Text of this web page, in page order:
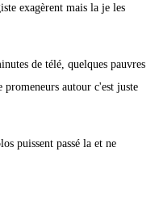
exagèrent mais la je les
de télé, quelques pauvres
promeneurs autour c'est juste
puissent passé la et ne